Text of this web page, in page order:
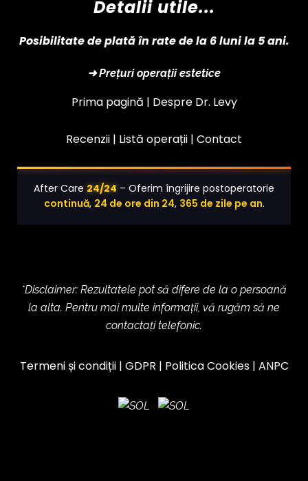
Detalii utile...
Posibilitate de plată în rate de la 6 luni la 5 ani.
➜ Prețuri operații estetice
Prima pagină | Despre Dr. Levy
Recenzii | Listă operații | Contact
After Care 24/24 – Oferim îngrijire postoperatorie
continuă, 24 de ore din 24, 365 de zile pe an.
*Disclaimer: Rezultatele pot să difere de la o persoană
la alta. Pentru mai multe informații, vă rugăm să ne
contactați telefonic.
Termeni și condiții| GDPR | Politica Cookies| ANPC